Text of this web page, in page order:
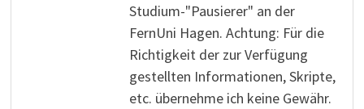
Studium-"Pausierer" an der
FernUni Hagen. Achtung: Für die
Richtigkeit der zur Verfügung
gestellten Informationen, Skripte,
etc. übernehme ich keine Gewähr.